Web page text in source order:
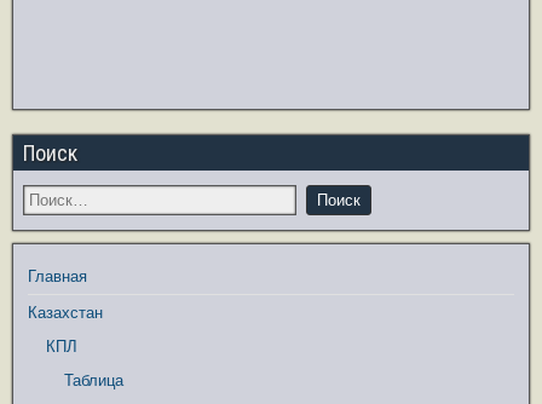
Поиск
Главная
Казахстан
КПЛ
Таблица